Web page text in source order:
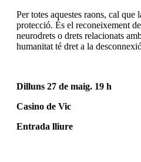
Per totes aquestes raons, cal que
protecció. És el reconeixement
neurodrets o drets relacionats
humanitat té dret a la
Dilluns 27 de maig. 19 h
Casino de Vic
Entrada lliure